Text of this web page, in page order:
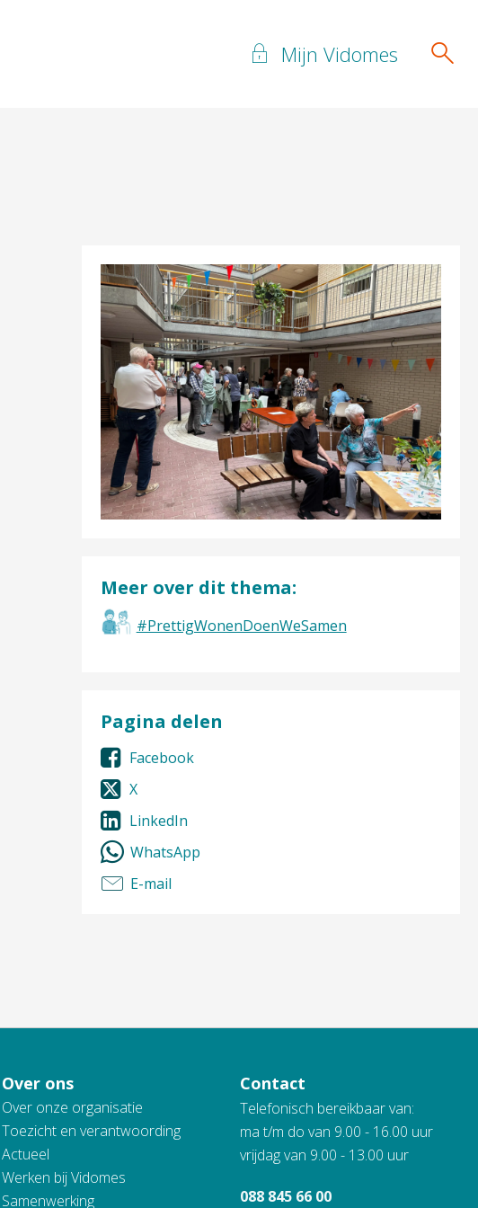
Mijn Vidomes
Meer over dit thema:
#PrettigWonenDoenWeSamen
Pagina delen
Facebook
X
LinkedIn
WhatsApp
E-mail
Over ons
Over onze organisatie
Toezicht en verantwoording
Actueel
Werken bij Vidomes
Samenwerking
Contact
Telefonisch bereikbaar van:
ma t/m do van 9.00 - 16.00 uur
vrijdag van 9.00 - 13.00 uur
088 845 66 00